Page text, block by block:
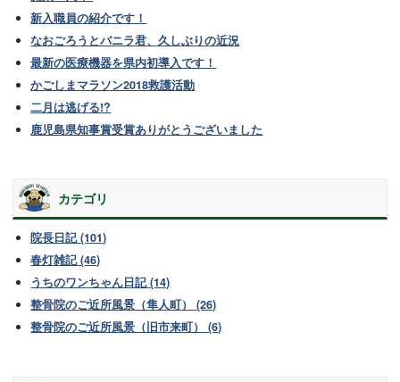
新入職員の紹介です！
なおごろうとバニラ君、久しぶりの近況
最新の医療機器を県内初導入です！
かごしまマラソン2018救護活動
二月は逃げる!?
鹿児島県知事賞受賞ありがとうございました
カテゴリ
院長日記 (101)
春灯雑記 (46)
うちのワンちゃん日記 (14)
整骨院のご近所風景（隼人町） (26)
整骨院のご近所風景（旧市来町） (6)